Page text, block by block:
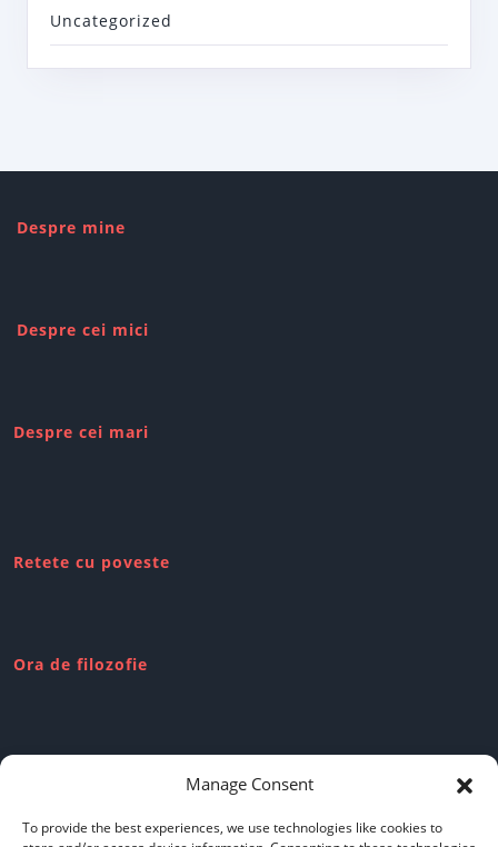
Manage Consent
To provide the best experiences, we use technologies like cookies to
Uncategorized
Despre mine
Despre cei mici
Despre cei mari
Retete cu poveste
Ora de filozofie